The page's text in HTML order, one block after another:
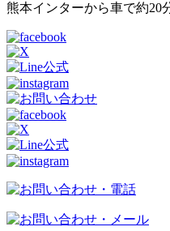
熊本インターから車で約20